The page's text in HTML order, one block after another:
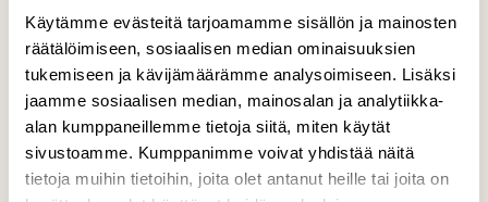
Käytämme evästeitä tarjoamamme sisällön ja mainosten
räätälöimiseen, sosiaalisen median ominaisuuksien
tukemiseen ja kävijämäärämme analysoimiseen. Lisäksi
jaamme sosiaalisen median, mainosalan ja analytiikka-
alan kumppaneillemme tietoja siitä, miten käytät
sivustoamme. Kumppanimme voivat yhdistää näitä
tietoja muihin tietoihin, joita olet antanut heille tai joita on